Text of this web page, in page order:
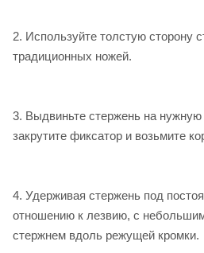
2. Используйте толстую сторону
традиционных ножей.
3. Выдвиньте стержень на нужную
закрутите фиксатор и возьмите
4. Удерживая стержень под
отношению к лезвию, с
стержнем вдоль режущей кромки.